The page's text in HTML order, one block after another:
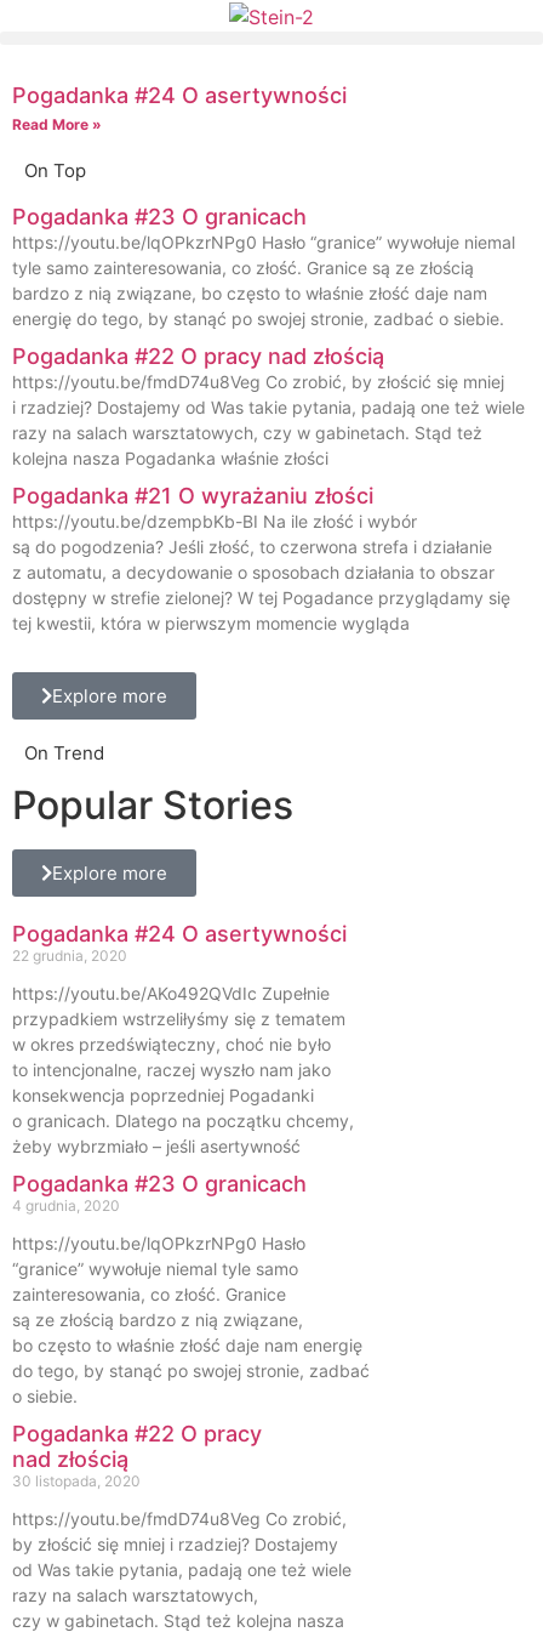
Pogadanka #24 O asertywności
Read More »
On Top
Pogadanka #23 O granicach
https://youtu.be/lqOPkzrNPg0 Hasło “granice” wywołuje niemal
tyle samo zainteresowania, co złość. Granice są ze złością
bardzo z nią związane, bo często to właśnie złość daje nam
energię do tego, by stanąć po swojej stronie, zadbać o siebie.
Pogadanka #22 O pracy nad złością
https://youtu.be/fmdD74u8Veg Co zrobić, by złościć się mniej
i rzadziej? Dostajemy od Was takie pytania, padają one też wiele
razy na salach warsztatowych, czy w gabinetach. Stąd też
kolejna nasza Pogadanka właśnie złości
Pogadanka #21 O wyrażaniu złości
https://youtu.be/dzempbKb-BI Na ile złość i wybór
są do pogodzenia? Jeśli złość, to czerwona strefa i działanie
z automatu, a decydowanie o sposobach działania to obszar
dostępny w strefie zielonej? W tej Pogadance przyglądamy się
tej kwestii, która w pierwszym momencie wygląda
Explore more
On Trend
Popular Stories
Explore more
Pogadanka #24 O asertywności
22 grudnia, 2020
https://youtu.be/AKo492QVdIc Zupełnie
przypadkiem wstrzeliłyśmy się z tematem
w okres przedświąteczny, choć nie było
to intencjonalne, raczej wyszło nam jako
konsekwencja poprzedniej Pogadanki
o granicach. Dlatego na początku chcemy,
żeby wybrzmiało – jeśli asertywność
Pogadanka #23 O granicach
4 grudnia, 2020
https://youtu.be/lqOPkzrNPg0 Hasło
“granice” wywołuje niemal tyle samo
zainteresowania, co złość. Granice
są ze złością bardzo z nią związane,
bo często to właśnie złość daje nam energię
do tego, by stanąć po swojej stronie, zadbać
o siebie.
Pogadanka #22 O pracy
nad złością
30 listopada, 2020
https://youtu.be/fmdD74u8Veg Co zrobić,
by złościć się mniej i rzadziej? Dostajemy
od Was takie pytania, padają one też wiele
razy na salach warsztatowych,
czy w gabinetach. Stąd też kolejna nasza